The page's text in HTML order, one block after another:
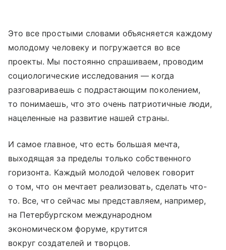
Это все простыми словами объясняется каждому
молодому человеку и погружается во все
проекты. Мы постоянно спрашиваем, проводим
социологические исследования — когда
разговариваешь с подрастающим поколением,
то понимаешь, что это очень патриотичные люди,
нацеленные на развитие нашей страны.
И самое главное, что есть большая мечта,
выходящая за пределы только собственного
горизонта. Каждый молодой человек говорит
о том, что он мечтает реализовать, сделать что-
то. Все, что сейчас мы представляем, например,
на Петербургском международном
экономическом форуме, крутится
вокруг создателей и творцов.